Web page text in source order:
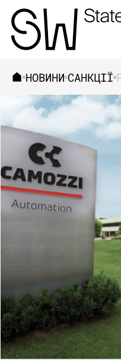
НОВИНИ САНКЦІЇ